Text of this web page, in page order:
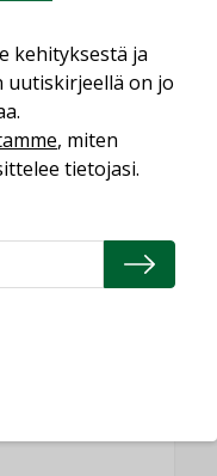
kehityksestä ja
uutiskirjeellä on jo
, miten
tietojasi.